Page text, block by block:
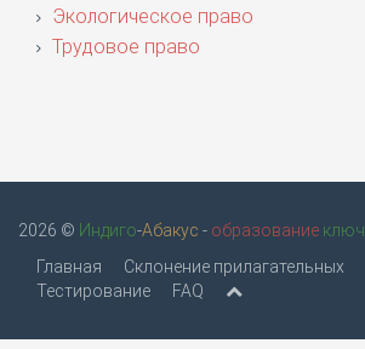
Экологическое право
Трудовое право
2026 © Индиго-Абакус - образование ключ
Главная
Склонение прилагательных
Тестирование
FAQ